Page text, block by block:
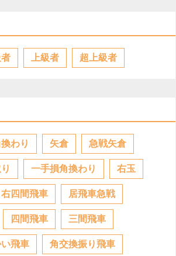
上級者 超上級者
わり 矢倉 急戦矢倉
一手損角換わり 右玉
右四間飛車 居飛車急戦
四間飛車 三間飛車
飛車 角交換振り飛車